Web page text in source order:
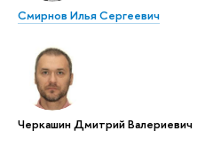
Смирнов Илья Сергеевич
Черкашин Дмитрий Валериевич